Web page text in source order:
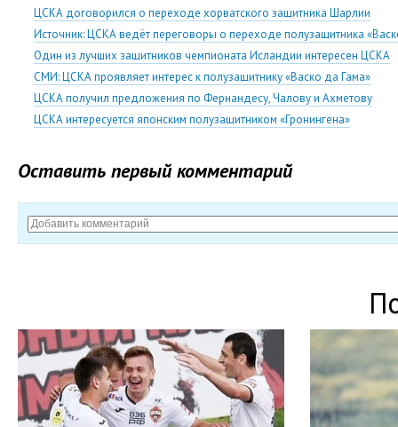
ЦСКА договорился о переходе хорватского защитника Шарлии
Источник: ЦСКА ведёт переговоры о переходе полузащитника
Один из лучших защитников чемпионата Исландии интересен ЦСКА
СМИ: ЦСКА проявляет интерес к полузащитнику «Васко да Гама»
ЦСКА получил предложения по Фернандесу, Чалову и Ахметову
ЦСКА интересуется японским полузащитником «Гронингена»
Оставить первый комментарий